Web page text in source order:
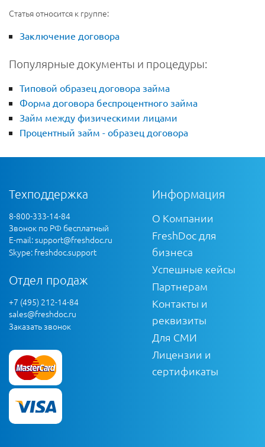
Статья относится к группе:
Заключение договора
Популярные документы и процедуры:
Типовой образец договора займа
Форма договора беспроцентного займа
Займ между физическими лицами
Процентный займ - образец договора
Техподдержка
8-800-333-14-84
Звонок по РФ бесплатный
E-mail:support@freshdoc.ru
Skype: freshdoc.support
Отдел продаж
+7 (495) 212-14-84
sales@freshdoc.ru
Заказать звонок
Информация
О Компании
FreshDoc для
бизнеса
Успешные кейсы
Партнерам
Контакты и
реквизиты
Для СМИ
Лицензии и
сертификаты